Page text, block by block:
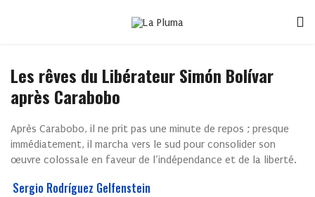
Les rêves du Libérateur Simón Bolívar
après Carabobo
Après Carabobo, il ne prit pas une minute de repos ; presque
immédiatement, il marcha vers le sud pour consolider son
œuvre colossale en faveur de l’indépendance et de la liberté.
Sergio Rodríguez Gelfenstein